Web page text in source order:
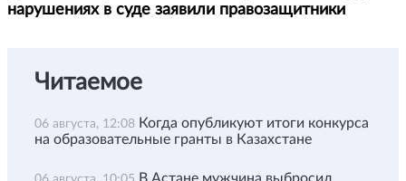
нарушениях в суде заявили правозащитники
Читаемое
06 августа, 12:08 Когда опубликуют итоги конкурса
на образовательные гранты в Казахстане